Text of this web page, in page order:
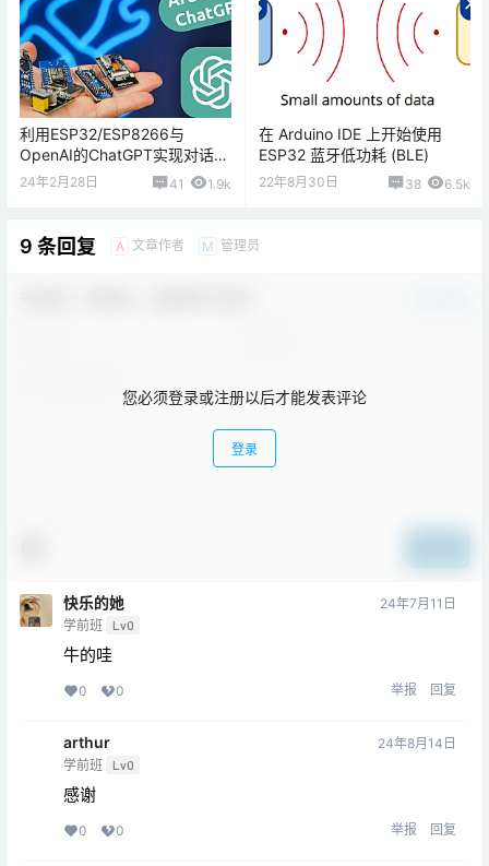
利用ESP32/ESP8266与
OpenAI的ChatGPT实现对话的
原理与步骤详解
24年2月28日 41 1.9k
在 Arduino IDE 上开始使用
ESP32 蓝牙低功耗 (BLE)
22年8月30日 38 6.5k
9 条回复 A 文章作者 M 管理员
您必须登录或注册以后才能发表评论
登录
快乐的她
学前班 Lv0
24年7月11日
牛的哇
0 0 举报 回复
arthur
学前班 Lv0
24年8月14日
感谢
0 0 举报 回复